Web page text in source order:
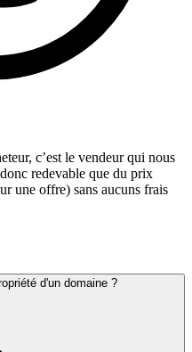
c’est le vendeur qui nous
redevable que du prix
une offre) sans aucuns frais
d'un domaine ?